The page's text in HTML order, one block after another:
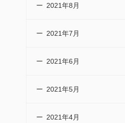
2021年8月
2021年7月
2021年6月
2021年5月
2021年4月